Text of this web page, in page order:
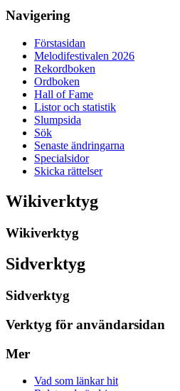
Navigering
Förstasidan
Melodifestivalen 2026
Rekordboken
Ordboken
Hall of Fame
Listor och statistik
Slumpsida
Sök
Senaste ändringarna
Specialsidor
Skicka rättelser
Wikiverktyg
Wikiverktyg
Sidverktyg
Sidverktyg
Verktyg för användarsidan
Mer
Vad som länkar hit